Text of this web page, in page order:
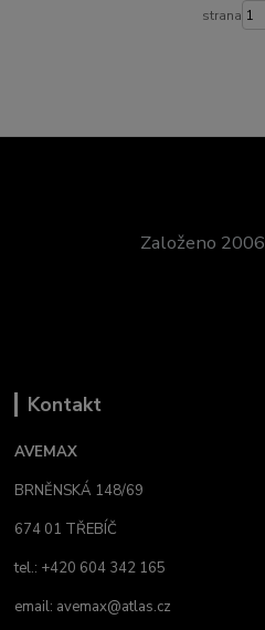
strana
Založeno 2006
Kontakt
AVEMAX
BRNĚNSKÁ 148/69
674 01 TŘEBÍČ
tel.: +420 604 342 165
email: avemax@atlas.cz